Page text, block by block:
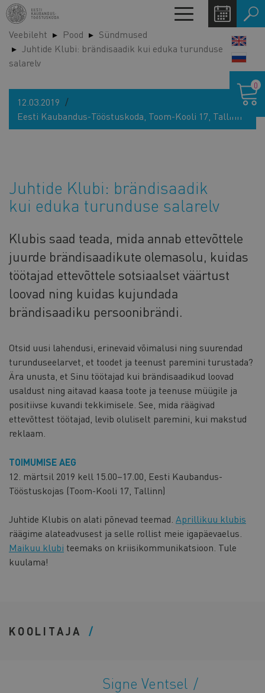
Liigu
edasi
põhisisu
juurde
Toggle
navigation
Veebileht Pood
Sündmused
Juhtide Klubi: brändisaadik kui eduka turunduse
salarelv
12.03.2019
Eesti Kaubandus-Tööstuskoda, Toom-Kooli 17, Tallinn
Juhtide Klubi: brändisaadik
kui eduka turunduse salarelv
Klubis saad teada, mida annab ettevõttele
juurde brändisaadikute olemasolu, kuidas
töötajad ettevõttele sotsiaalset väärtust
loovad ning kuidas kujundada
brändisaadiku persoonibrändi.
Otsid uusi lahendusi, erinevaid võimalusi ning suurendad
turunduseelarvet, et toodet ja teenust paremini turustada?
Ära unusta, et Sinu töötajad kui brändisaadikud loovad
usaldust ning aitavad kaasa toote ja teenuse müügile ja
positiivse kuvandi tekkimisele. See, mida räägivad
ettevõttest töötajad, levib oluliselt paremini, kui makstud
reklaam.
TOIMUMISE AEG
12. märtsil 2019 kell 15.00–17.00, Eesti Kaubandus-
Tööstuskojas (Toom-Kooli 17, Tallinn)
Juhtide Klubis on alati põnevad teemad. Aprillikuu klubis
räägime alateadvusest ja selle rollist meie igapäevaelus.
Maikuu klubi teemaks on kriisikommunikatsioon. Tule
kuulama!
0
KOOLITAJA
Signe Ventsel